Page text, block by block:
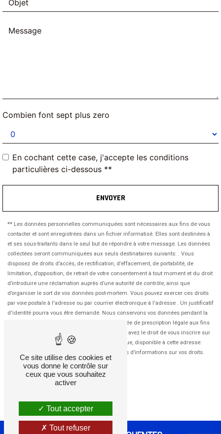
Combien font sept plus zero
En cochant cette case, j'accepte les conditions
particulières ci-dessous **
ENVOYER
** Les données personnelles communiquées sont nécessaires aux fins de vous
contacter et sont enregistrées dans un fichier informatisé. Elles sont destinées à
et ses sous-traitants dans le seul but de répondre à votre message. Les données
collectées seront communiquées aux seuls destinataires suivants: . Vous
disposez de droits d’accès, de rectification, d’effacement, de portabilité, de
limitation, d’opposition, de retrait de votre consentement à tout moment et du droit
d’introduire une réclamation auprès d’une autorité de contrôle, ainsi que
d’organiser le sort de vos données post-mortem. Vous pouvez exercer ces droits
par voie postale à l'adresse ou par courrier électronique à l'adresse . Un justificatif
d'identité pourra vous être demandé. Nous conservons vos données pendant la
période de prise de contact puis pendant la durée de prescription légale aux fins
probatoires et de gestion des contentieux. Vous avez le droit de vous inscrire sur
la liste d'opposition au démarchage téléphonique, disponible à cette adresse:
. Consultez le site cnil.fr pour plus d’informations sur vos droits.
Ce site utilise des cookies et
vous donne le contrôle sur
ceux que vous souhaitez
activer
Tout accepter
Tout refuser